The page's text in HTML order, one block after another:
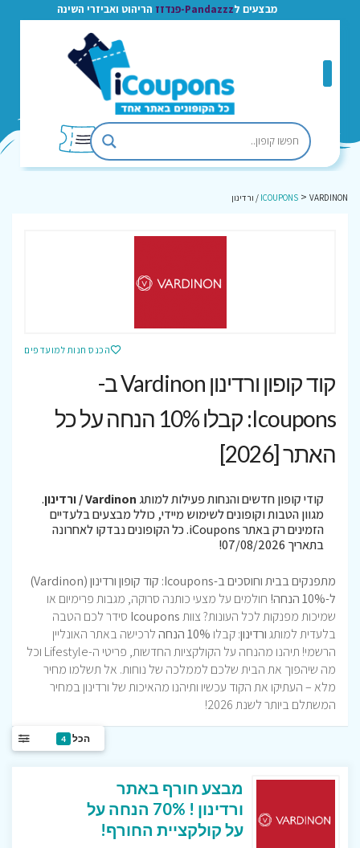
מבצעים ל Pandazzz-פנדזז הריהוט ואביזרי השינה
ICOUPONS > VARDINON / ורדינון
הכנס חנות למועדפים
קוד קופון ורדינון Vardinon ב-
Icoupons: קבלו 10% הנחה על כל
האתר [2026]
קודי קופון חדשים והנחות פעילות למותגVardinon / ורדינון
.
מגוון הטבות וקופונים לשימוש מיידי, כולל מבצעים בלעדיים
הזמינים רק באתר iCoupons. כל הקופונים נבדקו לאחרונה
בתאריך 07/08/2026!
מתפנקים בבית וחוסכים ב-Icoupons: קוד קופון ורדינון (Vardinon)
ל-10% הנחה!
חולמים על מצעי כותנה סרוקה, מגבות פרימיום או
שמיכות מפנקות לכל העונות? צוותIcoupons סידר לכם הטבה
בלעדית למותגורדינון: קבלו 10% הנחה
לרכישה באתר האונליין
הרשמי! תיהנו מהנחה על הקולקציות החדשות, פריטי ה-Lifestyle וכל
מה שיהפוך את הבית שלכם לממלכה של נוחות. אל תשלמו מחיר
מלא – העתיקו את הקוד עכשיו ותיהנו מהאיכות של ורדינון במחיר
המשתלם ביותר לשנת 2026!
הכל 4
מבצע חורף באתר
ורדינון ! 70% הנחה על
על קולקציית החורף!